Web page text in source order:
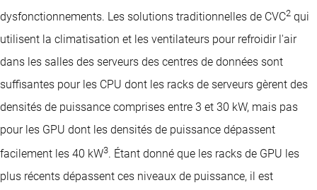
dysfonctionnements. Les solutions traditionnelles de CVC2 qui
utilisent la climatisation et les ventilateurs pour refroidir l'air
dans les salles des serveurs des centres de données sont
suffisantes pour les CPU dont les racks de serveurs gèrent des
densités de puissance comprises entre 3 et 30 kW, mais pas
pour les GPU dont les densités de puissance dépassent
facilement les 40 kW3. Étant donné que les racks de GPU les
plus récents dépassent ces niveaux de puissance, il est